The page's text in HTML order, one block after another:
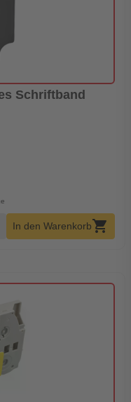
Schriftband
Menge
In den Warenkorbshopping_cart